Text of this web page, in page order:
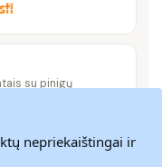
su pinigų
nepriekaištingai ir